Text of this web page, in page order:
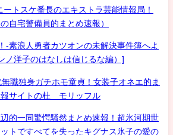
トスケ番長のエキストラ芸能情報局！
自宅警備員的まとめ速報）
-素浪人勇者カツオンの未解決事件簿へよ
ノ洋子のはなしは信じるな編）]
独身ガチホモ童貞！女装子オネエ的ま
報サイトの杜 モリッフル
的一同驚愕騒然まとめ速報！超氷河期世
トですべてを失ったキグナス氷子の愛の